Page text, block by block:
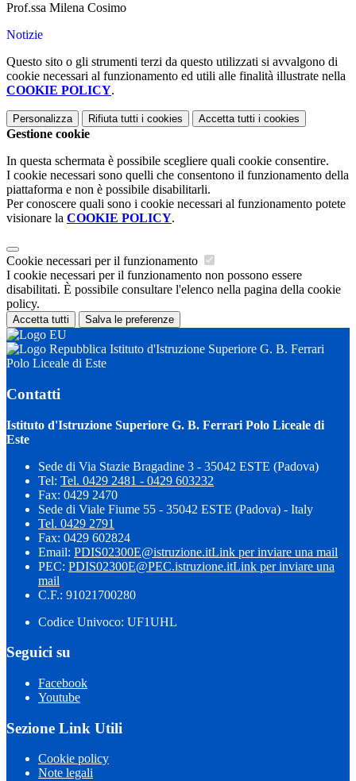
Prof.ssa Milena Cosimo
Notizie
Questo sito o gli strumenti terzi da questo utilizzati si avvalgono di
cookie necessari al funzionamento ed utili alle finalità illustrate nella
COOKIE POLICY.
Personalizza Rifiuta tutti i cookies Accetta tutti i cookies
Gestione cookie
In questa schermata è possibile scegliere quali cookie consentire.
I cookie necessari sono quelli che consentono il funzionamento della
piattaforma e non è possibile disabilitarli.
Per conoscere quali sono i cookie necessari al funzionamento potete
visionare la COOKIE POLICY.
Cookie necessari per il funzionamento
I cookie necessari per il funzionamento non possono essere
disabilitati. È possibile consultare l'elenco nella pagina della cookie
policy.
Accetta tutti Salva le preferenze
Istituto d'Istruzione Superiore G. B. Ferrari
Polo Liceale di Este
Contatti
Istituto d'Istruzione Superiore G. B. Ferrari Polo Liceale di
Este
Sede di Via Stazie Bragadine 3 - 35042 ESTE (Padova)
Tel: Tel. 0429 2481 - 0429 603232
Fax: 0429 2470
Sede di Viale Fiume 55 - 35042 ESTE (Padova) - Italy
Tel. 0429 2791
Fax: 0429 602824
Email: PDIS02300E@istruzione.itLink per inviare una mail
PEC: PDIS02300E@PEC.istruzione.itLink per inviare una
mail
C.F.: 91021700280
Codice Univoco: UF1UHL
Seguici su
Facebook
Youtube
Sezione Link Utili
Cookie policy
Note legali